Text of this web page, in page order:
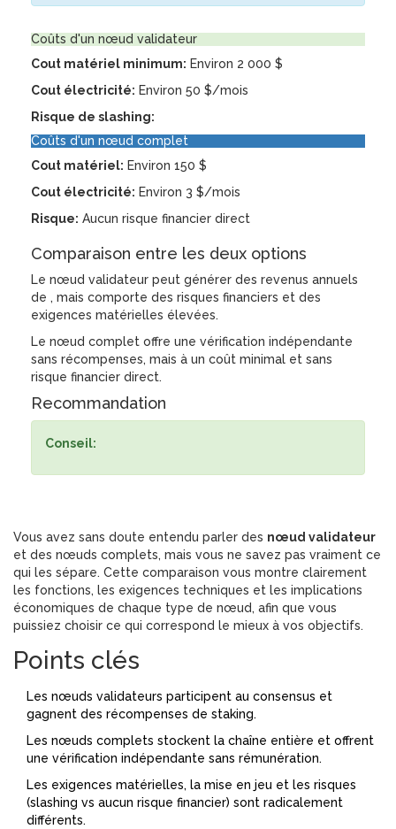
Coûts d'un nœud validateur
Cout matériel minimum: Environ 2 000 $
Cout électricité: Environ 50 $/mois
Risque de slashing:
Coûts d'un nœud complet
Cout matériel: Environ 150 $
Cout électricité: Environ 3 $/mois
Risque: Aucun risque financier direct
Comparaison entre les deux options
Le nœud validateur peut générer des revenus annuels
de , mais comporte des risques financiers et des
exigences matérielles élevées.
Le nœud complet offre une vérification indépendante
sans récompenses, mais à un coût minimal et sans
risque financier direct.
Recommandation
Conseil:
Vous avez sans doute entendu parler des nœud validateur
et des nœuds complets, mais vous ne savez pas vraiment ce
qui les sépare. Cette comparaison vous montre clairement
les fonctions, les exigences techniques et les implications
économiques de chaque type de nœud, afin que vous
puissiez choisir ce qui correspond le mieux à vos objectifs.
Points clés
Les nœuds validateurs participent au consensus et
gagnent des récompenses de staking.
Les nœuds complets stockent la chaîne entière et offrent
une vérification indépendante sans rémunération.
Les exigences matérielles, la mise en jeu et les risques
(slashing vs aucun risque financier) sont radicalement
différents.